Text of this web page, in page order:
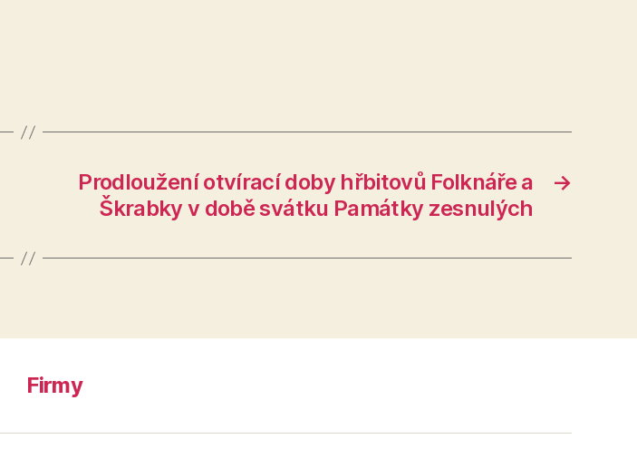
→
Prodloužení otvírací doby hřbitovů Folknáře a
Škrabky v době svátku Památky zesnulých
Firmy